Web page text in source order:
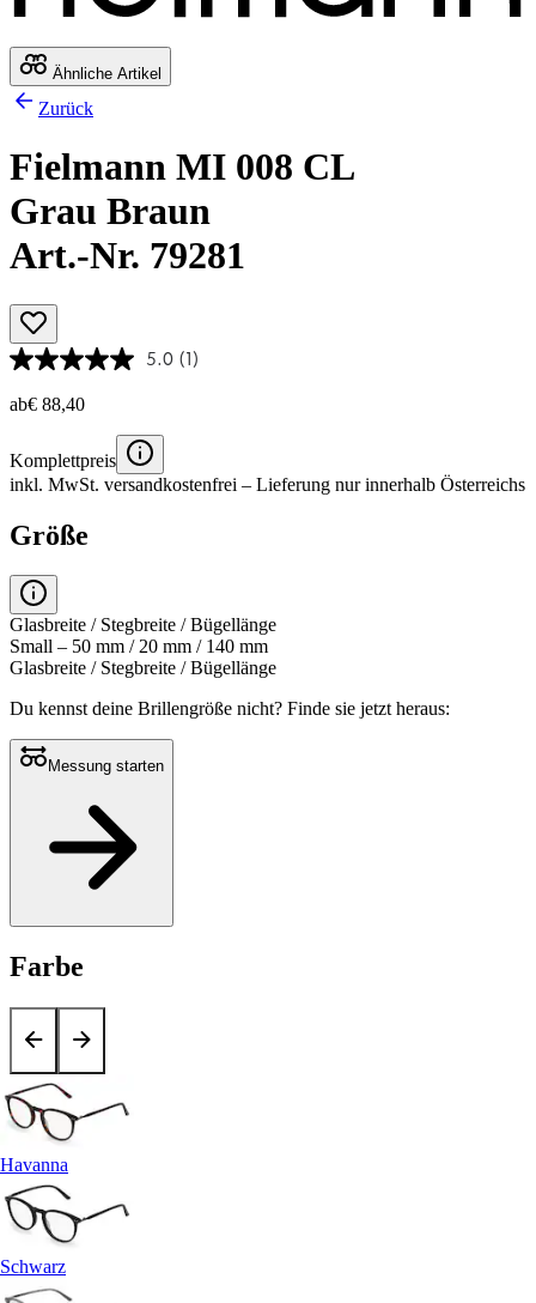
Ähnliche Artikel
Zurück
Fielmann MI 008 CL
Grau Braun
Art.-Nr. 79281
5.0 (1)
ab€ 88,40
Komplettpreis
inkl. MwSt. versandkostenfrei – Lieferung nur innerhalb Österreichs
Größe
Glasbreite / Stegbreite / Bügellänge
Small – 50 mm / 20 mm / 140 mm
Glasbreite / Stegbreite / Bügellänge
Du kennst deine Brillengröße nicht? Finde sie jetzt heraus:
Messung starten
Farbe
Havanna
Schwarz